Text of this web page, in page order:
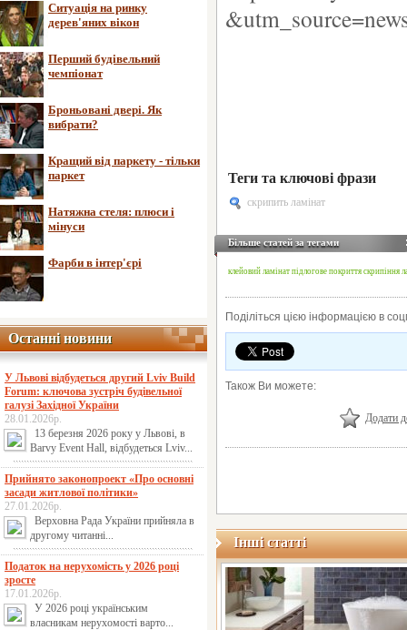
Ситуація на ринку
дерев'яних вікон
Перший будівельний
чемпіонат
Броньовані двері. Як
вибрати?
Кращий від паркету - тільки
паркет
Натяжна стеля: плюси і
мінуси
Фарби в інтер'єрі
Останні новини
Останні новини
У Львові відбудеться другий Lviv Build
Forum: ключова зустріч будівельної
галузі Західної України
28.01.2026р.
13 березня 2026 року у Львові, в
Barvy Event Hall, відбудеться Lviv...
Прийнято законопроект «Про основні
засади житлової політики»
27.01.2026р.
Верховна Рада України прийняла в
другому читанні...
Податок на нерухомість у 2026 році
зросте
17.01.2026р.
У 2026 році українським
власникам нерухомості варто...
Теги та ключові фрази
скрипить ламінат
Більше статей за тегами
клейовий ламінат підлогове покриття скрипіння
Поділіться цією інформацією в
Також Ви можете:
Додати
Інші статті